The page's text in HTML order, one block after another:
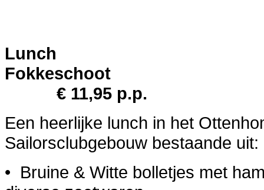
Lunch
€ 11,95 p.p.
Een heerlijke lunch in het
Sailorsclubgebouw bestaande uit:
• Bruine & Witte bolletjes met